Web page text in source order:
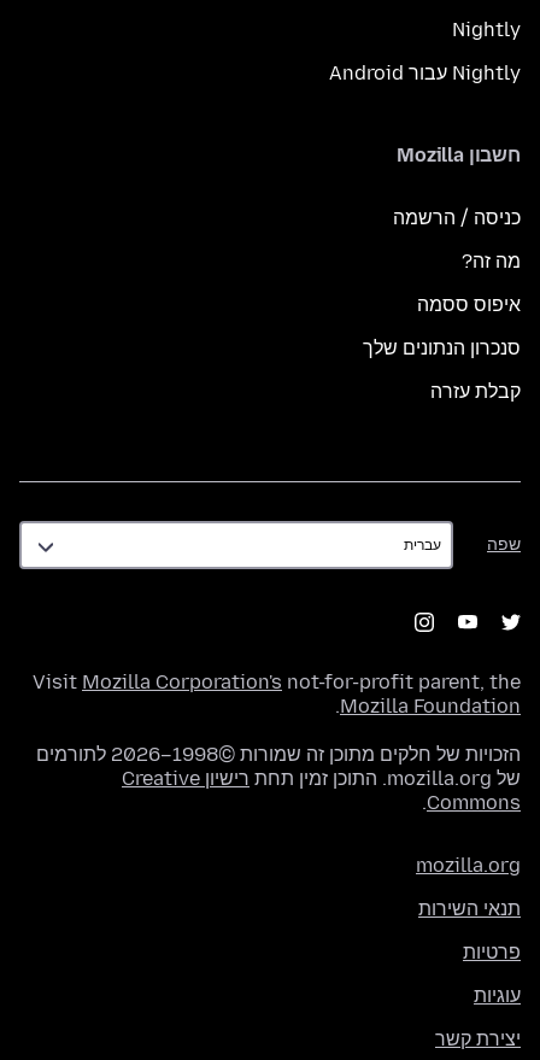
Nightly
Nightly עבור Android
חשבון Mozilla
כניסה / הרשמה
מה זה?
איפוס ססמה
סנכרון הנתונים שלך
קבלת עזרה
שפה
שפה
Visit Mozilla Corporation's not-for-profit parent, the
Mozilla Foundation
.
הזכויות של חלקים מתוכן זה שמורות ©1998–2026 לתורמים
של mozilla.org. התוכן זמין תחת
רישיון Creative
Commons
.
mozilla.org
תנאי השירות
פרטיות
עוגיות
יצירת קשר